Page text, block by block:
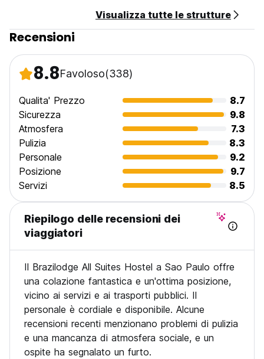
Visualizza tutte le strutture
Recensioni
8.8Favoloso(338)
Qualita' Prezzo
8.7
Sicurezza
9.8
Atmosfera
7.3
Pulizia
8.3
Personale
9.2
Posizione
9.7
Servizi
8.5
Riepilogo delle recensioni dei
viaggiatori
Il Brazilodge All Suites Hostel a Sao Paulo offre
una colazione fantastica e un'ottima posizione,
vicino ai servizi e ai trasporti pubblici. Il
personale è cordiale e disponibile. Alcune
recensioni recenti menzionano problemi di pulizia
e una mancanza di atmosfera sociale, e un
ospite ha segnalato un furto.